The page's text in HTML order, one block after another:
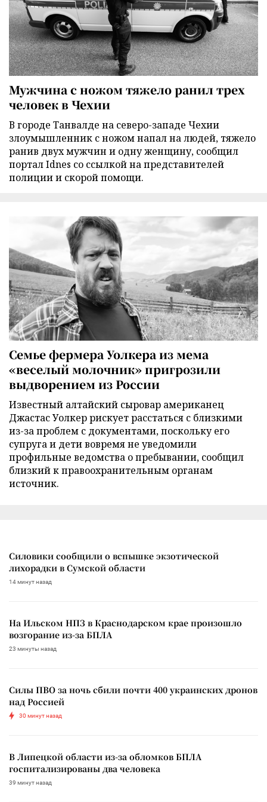
Мужчина с ножом тяжело ранил трех
человек в Чехии
В городе Танвалде на северо-западе Чехии
злоумышленник с ножом напал на людей, тяжело
ранив двух мужчин и одну женщину, сообщил
портал Idnes со ссылкой на представителей
полиции и скорой помощи.
Семье фермера Уолкера из мема
«веселый молочник» пригрозили
выдворением из России
Известный алтайский сыровар американец
Джастас Уолкер рискует расстаться с близкими
из-за проблем с документами, поскольку его
супруга и дети вовремя не уведомили
профильные ведомства о пребывании, сообщил
близкий к правоохранительным органам
источник.
Силовики сообщили о вспышке экзотической
лихорадки в Сумской области
14 минут назад
На Ильском НПЗ в Краснодарском крае произошло
возгорание из-за БПЛА
23 минуты назад
Силы ПВО за ночь сбили почти 400 украинских дронов
над Россией
30 минут назад
В Липецкой области из-за обломков БПЛА
госпитализированы два человека
39 минут назад